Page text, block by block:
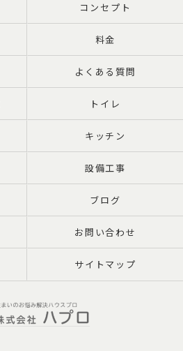
コンセプト
料金
よくある質問
トイレ
キッチン
設備工事
ブログ
お問い合わせ
サイトマップ